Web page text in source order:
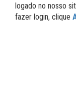
logado no nosso
fazer login, clique